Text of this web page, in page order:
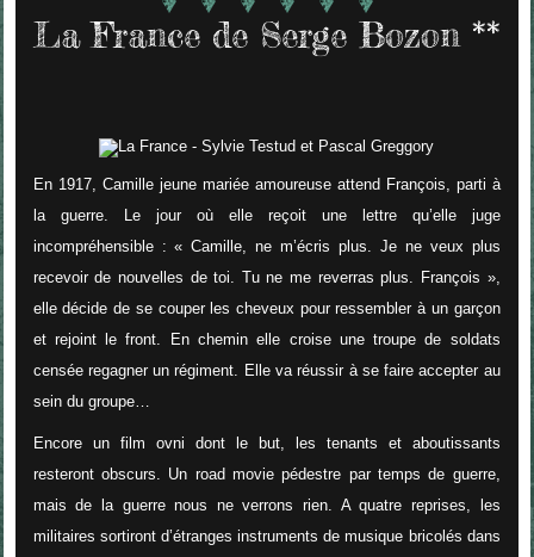
La France de Serge Bozon **
En 1917, Camille jeune mariée amoureuse attend François, parti à
la guerre. Le jour où elle reçoit une lettre qu’elle juge
incompréhensible : «Camille, ne m’écris plus. Je ne veux plus
recevoir de nouvelles de toi. Tu ne me reverras plus. François »,
elle décide de se couper les cheveux pour ressembler à un garçon
et rejoint le front. En chemin elle croise une troupe de soldats
censée regagner un régiment. Elle va réussir à se faire accepter au
sein du groupe…
Encore un film ovni dont le but, les tenants et aboutissants
resteront obscurs. Un road movie pédestre par temps de guerre,
mais de la guerre nous ne verrons rien. A quatre reprises, les
militaires sortiront d’étranges instruments de musique bricolés dans